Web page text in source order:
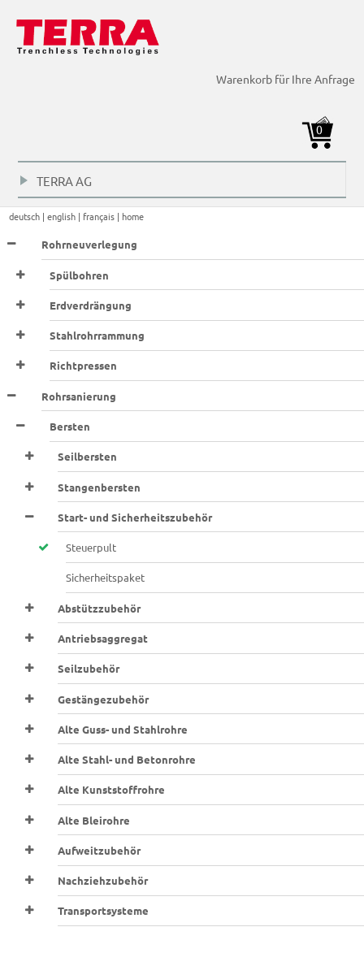
Warenkorb für Ihre Anfrage
0
TERRA AG
deutsch |english | français | home
Rohrneuverlegung
Spülbohren
Erdverdrängung
Stahlrohrrammung
Richtpressen
Rohrsanierung
Bersten
Seilbersten
Stangenbersten
Start- und Sicherheitszubehör
Steuerpult
Sicherheitspaket
Abstützzubehör
Antriebsaggregat
Seilzubehör
Gestängezubehör
Alte Guss- und Stahlrohre
Alte Stahl- und Betonrohre
Alte Kunststoffrohre
Alte Bleirohre
Aufweitzubehör
Nachziehzubehör
Transportsysteme